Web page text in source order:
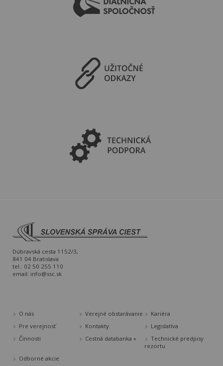
Dúbravská cesta 1152/3,
841 04 Bratislava
tel.: 02 50 255 110
email: info@ssc.sk
O nás Verejné obstarávanie
Kariéra
Pre verejnosť
Kontakty
Legislatíva
Činnosti
Cestná databanka »
Technické predpisy
rezortu
Odborné akcie